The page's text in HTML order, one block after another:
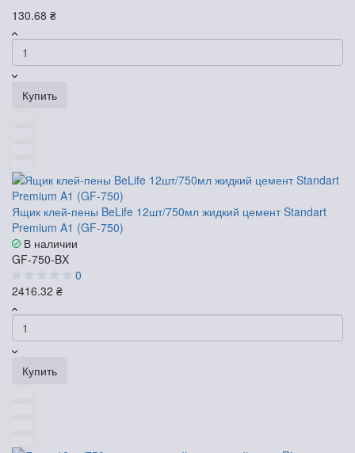
130.68 ₴
Купить
Ящик клей-пены BeLife 12шт/750мл жидкий цемент Standart
Premium A1 (GF-750)
В наличии
GF-750-BX
0
2416.32 ₴
Купить